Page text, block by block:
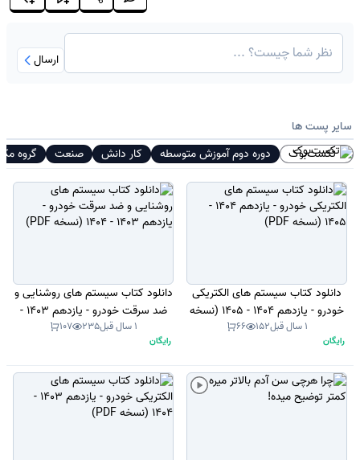
ارسال
سایر پست ها
تکست‌بوک دوره دوم آموزش متوسطه کار دانش صنعت گروه
دانلود کتاب سیستم های الکتریکی
خودرو - یازدهم 1404 - 1405 (نسخه
PDF)
1 سال قبل 152
66
رایگان
دانلود کتاب سیستم های روشنایی و
ضد سرقت خودرو - یازدهم 1403 -
1404 (نسخه PDF) 1 سال قبل 235
107
رایگان